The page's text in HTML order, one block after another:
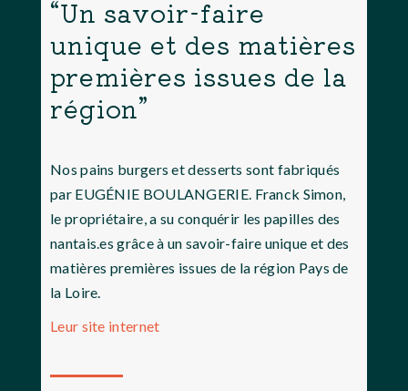
“Un savoir-faire
unique et des matières
premières issues de la
région”
Nos pains burgers et desserts sont fabriqués
par EUGÉNIE BOULANGERIE. Franck Simon,
le propriétaire, a su conquérir les papilles des
nantais.es grâce à un savoir-faire unique et des
matières premières issues de la région Pays de
la Loire.
Leur site internet